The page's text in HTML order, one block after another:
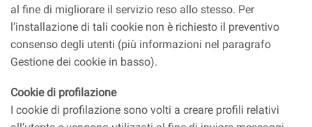
al fine di migliorare il servizio reso allo stesso. Per
l’installazione di tali cookie non è richiesto il preventivo
consenso degli utenti (più informazioni nel paragrafo
Gestione dei cookie in basso).
Cookie di profilazione
I cookie di profilazione sono volti a creare profili relativi